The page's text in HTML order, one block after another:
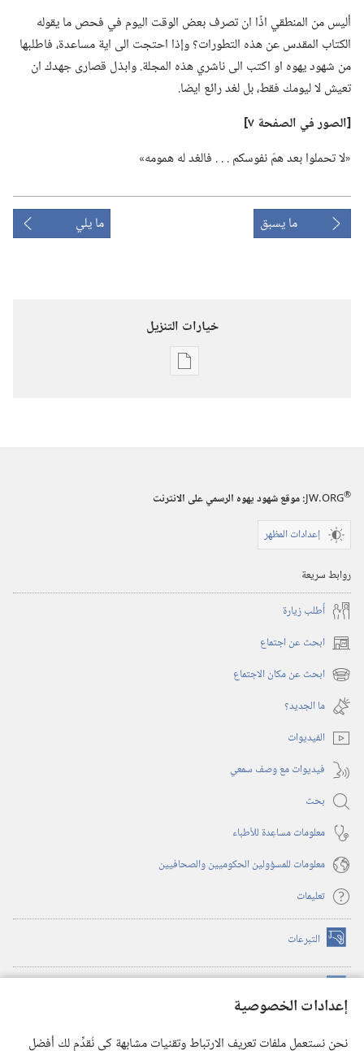
إعدادات الخصوصية
نحن نستعمل ملفات تعريف الارتباط وتقنيات مشابهة كي نُقدِّم لك أفضل
أليس من المنطقي اذًا ان تصرف بعض الوقت اليوم في فحص ما يقوله
الكتاب المقدس عن هذه التطورات؟‏ وإذا احتجت الى اية مساعدة،‏ فاطلبها
من شهود يهوه او اكتب الى ناشري هذه المجلة.‏ وابذل قصارى جهدك ان
تعيش لا ليومك فقط،‏ بل لغد رائع ايضا.‏
‏[الصور في الصفحة ٧]‏
‏«لا تحملوا بعد همّ نفوسكم .‏ .‏ .‏ فالغد له همومه»‏
ما يسبق ما يلي
خيارات التنزيل
خيارات
الدراسية)‏
JW.ORG®
:‏ موقع شهود يهوه الرسمي على الانترنت
إعدادات المظهر
روابط سريعة
أُطلب زيارة
ابحث عن اجتماع (يفتح
نافذة ابحث عن مكان الاجتماع (يفتح
نافذة
جديدة)
ما الجديد؟‏
الفيديوات
فيديوات مع وصف سمعي
بحث
معلومات مساعِدة للأطباء
معلومات للمسؤولين الحكوميين والصحافيين
تعليمات
التبرعات (يفتح
نافذة
(يفتح
نافذة
(يفتح